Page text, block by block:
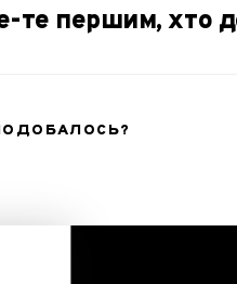
те першим, хто